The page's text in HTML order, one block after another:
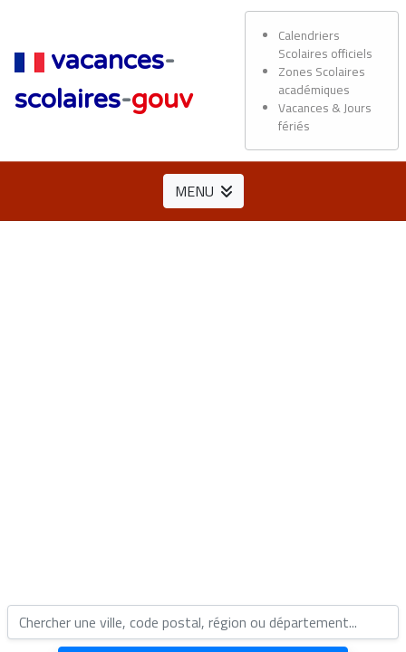
vacances-
scolaires-gouv
Calendriers
Scolaires officiels
Zones Scolaires
académiques
Vacances & Jours
fériés
MENU